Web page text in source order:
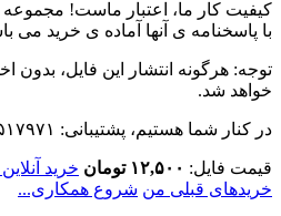
کیفیت کار ما، اعتبار ماست!
با پاسخنامه ی آنها آماده ی خرید می
توجه: هرگونه انتشار این فایل، بدون
خواهد شد.
در کنار شما هستیم، پشتیبانی: ۰۹۳۵۸۵۱۷۹۷۱
قیمت فایل: ۱۲,۵۰۰ تومان
خرید
خریدهای قبلی من شروع همکاری...